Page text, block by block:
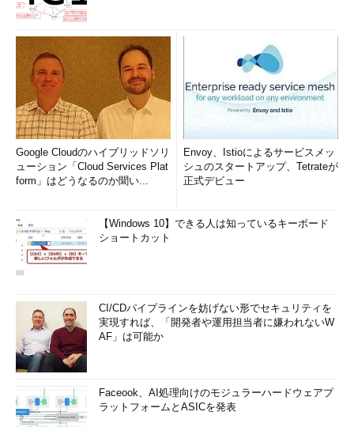
Google Cloudのハイブリッドソリ
ューション「Cloud Services Plat
form」はどうなるのか聞い...
Envoy、Istioによるサービスメッ
シュのスタートアップ、Tetrateが
正式デビュー
【Windows 10】できる人は知っているキーボード
ショートカット
CI/CDパイプラインを妨げない形でセキュリティを
実現すれば、「開発者や運用担当者に嫌われないW
AF」は可能か
Faceook、AI処理向けのモジュラーハードウェアプ
ラットフォームとASICを発表